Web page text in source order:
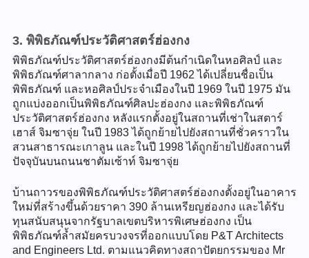
3. พิพิธภัณฑ์ประวัติศาสตร์ฮ่องกง
พิพิธภัณฑ์ประวัติศาสตร์ฮ่องกงมีต้นกำเนิดในหอศิลป์ และ
พิพิธภัณฑ์ศาลากลาง ก่อตั้งเมื่อปี 1962 ได้เปลี่ยนชื่อเป็น
พิพิธภัณฑ์ และหอศิลป์ประจำเมืองในปี 1969 ในปี 1975 มัน
ถูกแบ่งออกเป็นพิพิธภัณฑ์ศิลปะฮ่องกง และพิพิธภัณฑ์
ประวัติศาสตร์ฮ่องกง หลังแรกตั้งอยู่ในสถานที่เช่าในสตาร์
เฮาส์ จิมซาจุ่ย ในปี 1983 ได้ถูกย้ายไปยังสถานที่ชั่วคราวใน
สวนสาธารณะเกาลูน และในปี 1998 ได้ถูกย้ายไปยังสถานที่
ปัจจุบันบนถนนชาตัมเซ้าท์ จิมซาจุ่ย
บ้านถาวรของพิพิธภัณฑ์ประวัติศาสตร์ฮ่องกงตั้งอยู่ในอาคาร
ใหม่ที่สร้างขึ้นด้วยราคา 390 ล้านเหรียญฮ่องกง และได้รับ
ทุนสนับสนุนจากรัฐบาลเขตบริหารพิเศษฮ่องกง เป็น
พิพิธภัณฑ์ล้ำสมัยครบวงจรที่ออกแบบโดย P&T Architects
and Engineers Ltd. ตามแนวคิดทางสถาปัตยกรรมของ Mr